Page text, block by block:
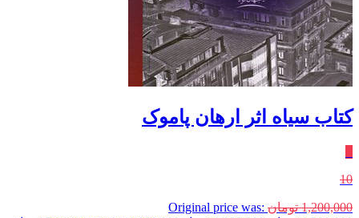
کتاب سیاه اثر ارهان پاموک
10
1,200,000 تومان Original price was: